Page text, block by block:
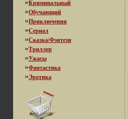
»Криминальный
»Обучающий
»Приключения
»Сериал
»Сказка/Фэнтези
»Триллер
»Ужасы
»Фантастика
»Эротика